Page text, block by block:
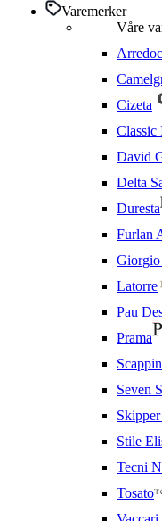
Varemerker
Våre
Cizeta
Classic
David
Delta
Duresta
Furlan
Giorgio
Latorre
Pau
Prama
Seven
Stile
Tecni
Tosato